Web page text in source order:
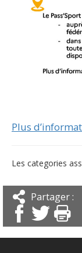
Plus
Les categories
Partager :